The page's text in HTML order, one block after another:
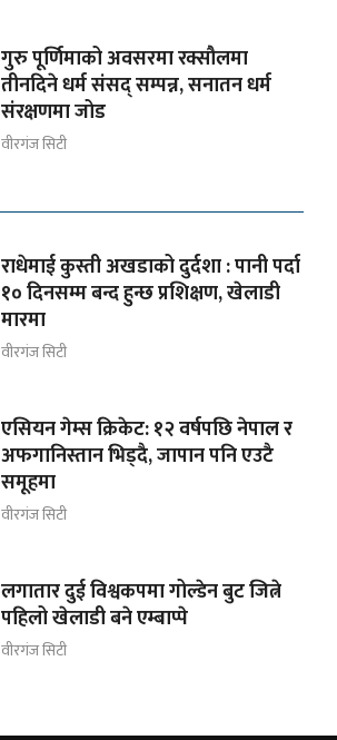
गुरु पूर्णिमाको अवसरमा रक्सौलमा
तीनदिने धर्म संसद् सम्पन्न, सनातन धर्म
संरक्षणमा जोड
वीरगंज सिटी
राधेमाई कुस्ती अखडाको दुर्दशा : पानी पर्दा
१० दिनसम्म बन्द हुन्छ प्रशिक्षण, खेलाडी
मारमा
वीरगंज सिटी
एसियन गेम्स क्रिकेट: १२ वर्षपछि नेपाल र
अफगानिस्तान भिड्दै, जापान पनि एउटै
समूहमा
वीरगंज सिटी
लगातार दुई विश्वकपमा गोल्डेन बुट जित्ने
पहिलो खेलाडी बने एम्बाप्पे
वीरगंज सिटी